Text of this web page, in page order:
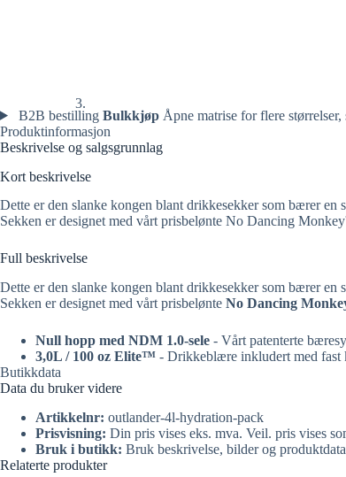
B2B bestilling Bulkkjøp Åpne matrise for flere
Produktinformasjon
Beskrivelse og salgsgrunnlag
Kort beskrivelse
Dette er den slanke kongen blant drikkesekker som bærer
Sekken er designet med vårt prisbelønte No Dancing
Full beskrivelse
Dette er den slanke kongen blant drikkesekker som bærer en
Sekken er designet med vårt prisbelønte No Dancing
Null hopp med NDM 1.0-sele - Vårt patenterte
3,0L / 100 oz Elite™ - Drikkeblære inkludert med fast
Butikkdata
Data du bruker videre
Artikkelnr: outlander-4l-hydration-pack
Prisvisning: Din pris vises eks. mva. Veil. pris vises
Bruk i butikk: Bruk beskrivelse, bilder og
Relaterte produkter